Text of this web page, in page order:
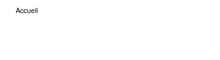
Accueil